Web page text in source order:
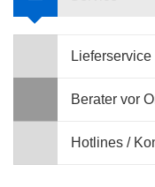
Lieferservice
Berater vor
Hotlines /